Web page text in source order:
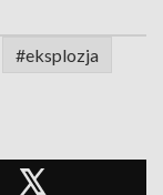
#eksplozja